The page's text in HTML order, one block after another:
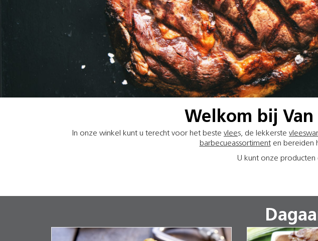
Welkom bij
In onze winkel kunt u terecht voor het beste vlees, de lekkerste
barbecueassortimenten bereiden
U kunt onze producten